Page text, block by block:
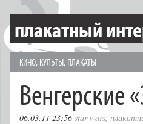
плакатный
КИНО, КУЛЬТЫ, ПЛАКАТЫ
Венгерские
06.03.11 23:56 star wars,